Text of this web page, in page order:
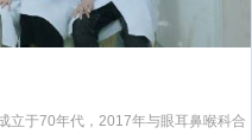
立于70年代，2017年与眼耳鼻喉科合